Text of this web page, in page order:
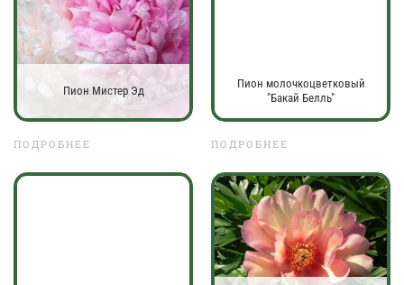
Пион Мистер Эд
ПОДРОБНЕЕ
Пион молочкоцветковый
"Бакай Белль"
ПОДРОБНЕЕ